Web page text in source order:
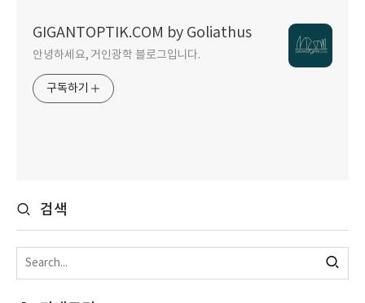
GIGANTOPTIK.COM by Goliathus
안녕하세요, 거인광학 블로그입니다.
구독하기
검색